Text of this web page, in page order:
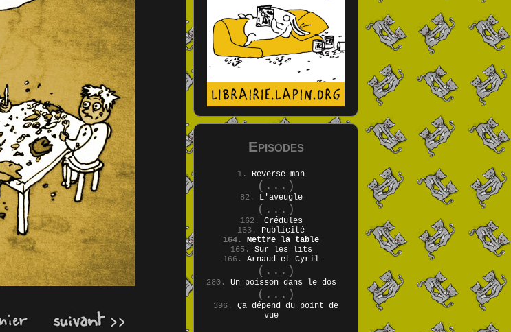
Episodes
1. Reverse-man
(...)
82. L'aveugle
(...)
162. Crédules
163. Publicité
164. Mettre la table
165. Sur les lits
166. Arnaud et Cyril
(...)
280. Un poisson dans le dos
(...)
396. Ça dépend du point de
vue